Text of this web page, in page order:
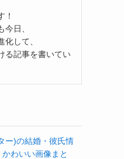
！
日、
して、
る記事を書いてい
ー)の結婚・彼氏情
わいい画像まと